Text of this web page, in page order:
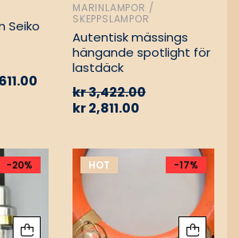
Seiko
611.00
MARINLAMPOR /
SKEPPSLAMPOR
Autentisk mässings
hängande spotlight för
lastdäck
kr3,422.00
kr2,811.00
-20% HOT -17%